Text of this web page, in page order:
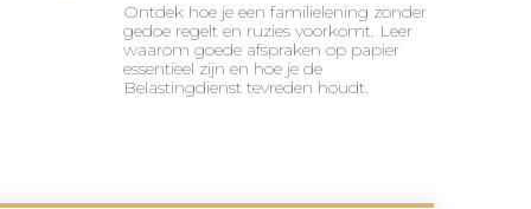
Ontdek hoe je een familielening zonder
gedoe regelt en ruzies voorkomt. Leer
waarom goede afspraken op papier
essentieel zijn en hoe je de
Belastingdienst tevreden houdt.